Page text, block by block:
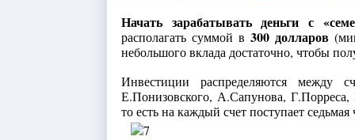
Начать зарабатывать деньги с
располагать суммой в 300 долларов
небольшого вклада достаточно, чтобы
Инвестиции распределяются между
Е.Понизовского, А.Сапунова,
то есть на каждый счет поступает